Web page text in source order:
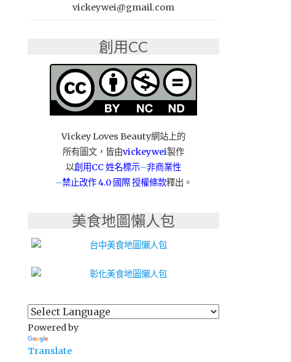
vickeywei@gmail.com
創用CC
Vickey Loves Beauty網站上的
所有圖文，皆由vickeywei製作
以創用CC 姓名標示–非商業性
–禁止改作4.0 國際 授權條款釋出。
美食地圖懶人包
Powered by
Translate